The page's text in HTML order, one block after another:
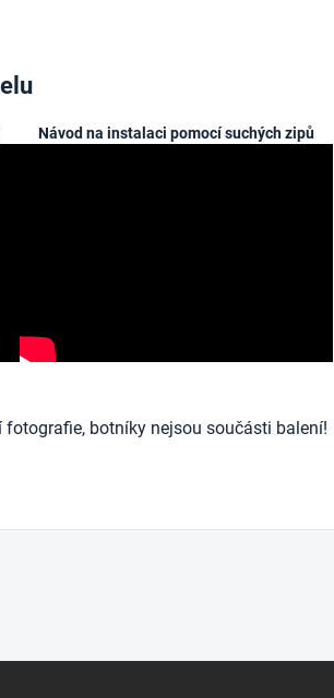
Návod na instalaci pomocí suchých zipů
botníky nejsou součásti balení!